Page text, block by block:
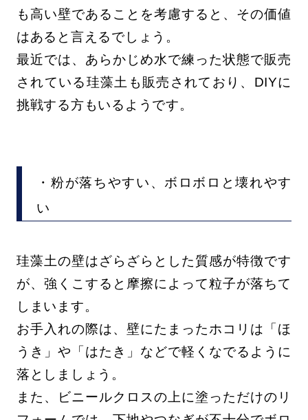
も高い壁であることを考慮すると、その価値
はあると言えるでしょう。
最近では、あらかじめ水で練った状態で販売
されている珪藻土も販売されており、DIYに
挑戦する方もいるようです。
・粉が落ちやすい、ボロボロと壊れやす
い
珪藻土の壁はざらざらとした質感が特徴です
が、強くこすると摩擦によって粒子が落ちて
しまいます。
お手入れの際は、壁にたまったホコリは「ほ
うき」や「はたき」などで軽くなでるように
落としましょう。
また、ビニールクロスの上に塗っただけのリ